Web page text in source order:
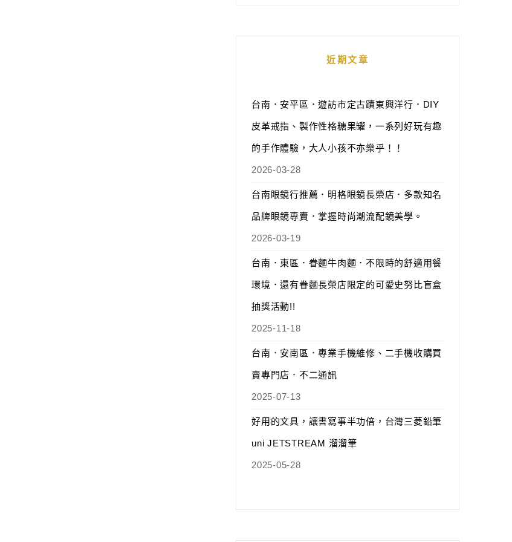
近期文章
台南．安平區．遊訪市定古蹟東興洋行．DIY
皮革戒指、製作性格糖果罐，一系列好玩有趣
的手作體驗，大人小孩不亦樂乎！！
2026-03-28
台南眼鏡行推薦．明格眼鏡長榮店．多款知名
品牌眼鏡專賣．掌握時尚潮流配鏡美學。
2026-03-19
台南．東區．眷麵牛肉麵．不限時的舒適用餐
環境．還有眷麵長榮店限定的可愛史努比盲盒
抽獎活動!!
2025-11-18
台南．安南區．專業手機維修、二手機收購買
賣專門店．不二通訊
2025-07-13
好用的文具，讓書寫事半功倍，台灣三菱鉛筆
uni JETSTREAM 溜溜筆
2025-05-28